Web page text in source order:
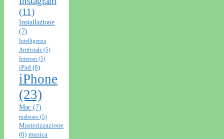
(11)
Installazione
(7)
Intelligenza
Artificiale (5)
Internet (5)
iPad (6)
iPhone
(23)
Mac (7)
malware (5)
Masterizzazione
(6) musica